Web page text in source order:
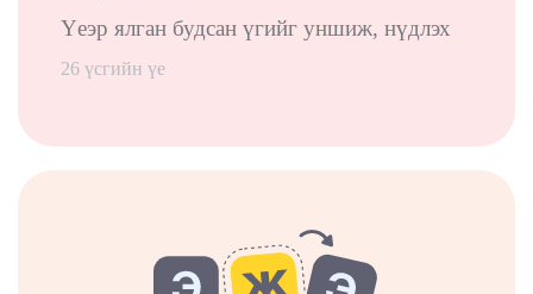
Үеэр ялган будсан үгийг уншиж, нүдлэх
26 үсгийн үе